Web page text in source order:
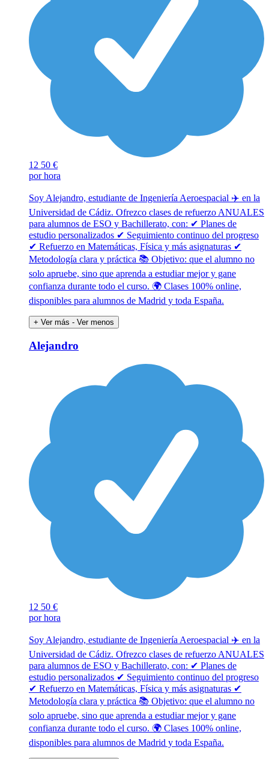
12 50 €
por hora
Soy Alejandro, estudiante de Ingeniería Aeroespacial ✈️ en la
Universidad de Cádiz. Ofrezco clases de refuerzo ANUALES
para alumnos de ESO y Bachillerato, con: ✔ Planes de
estudio personalizados ✔ Seguimiento continuo del progreso
✔ Refuerzo en Matemáticas, Física y más asignaturas ✔
Metodología clara y práctica 📚 Objetivo: que el alumno no
solo apruebe, sino que aprenda a estudiar mejor y gane
confianza durante todo el curso. 🌍 Clases 100% online,
disponibles para alumnos de Madrid y toda España.
+ Ver más - Ver menos
Alejandro
12 50 €
por hora
Soy Alejandro, estudiante de Ingeniería Aeroespacial ✈️ en la
Universidad de Cádiz. Ofrezco clases de refuerzo ANUALES
para alumnos de ESO y Bachillerato, con: ✔ Planes de
estudio personalizados ✔ Seguimiento continuo del progreso
✔ Refuerzo en Matemáticas, Física y más asignaturas ✔
Metodología clara y práctica 📚 Objetivo: que el alumno no
solo apruebe, sino que aprenda a estudiar mejor y gane
confianza durante todo el curso. 🌍 Clases 100% online,
disponibles para alumnos de Madrid y toda España.